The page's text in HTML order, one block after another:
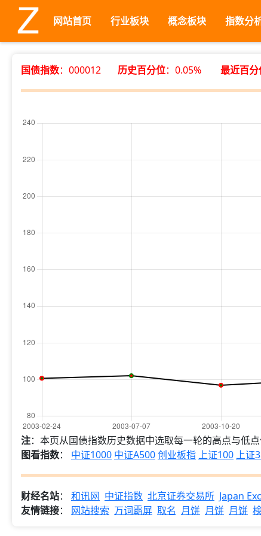
网站首页 行业板块 概念板块 指数分
国债指数：000012 历史百分位：0.05% 最近百分
注：本页从国债指数历史数据中选取每一轮的高点与低点
图看指数： 中证1000 中证A500创业板指 上证100 上证
财经名站： 和讯网 中证指数 北京证券交易所 Japan
友情链接： 网站搜索 万词霸屏 取名 月饼 月饼 月饼